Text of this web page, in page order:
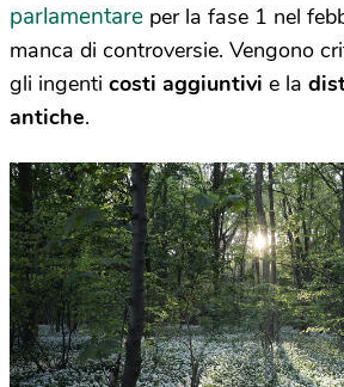
parlamentare per la fase 1 nel
manca di controversie. Vengono
gli ingenti costi aggiuntivi e la
antiche.